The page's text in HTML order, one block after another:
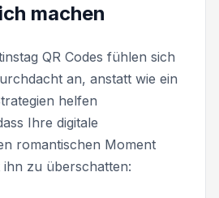
machen
QR Codes fühlen sich
an, anstatt wie ein
helfen
Ihre digitale
romantischen Moment
zu überschatten: